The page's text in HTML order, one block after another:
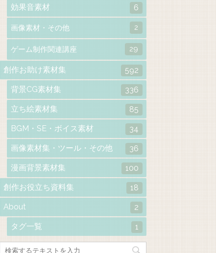
効果音素材 6
画像素材・その他 2
ゲーム制作関連講座 29
創作お助け素材集 592
背景CG素材集 336
立ち絵素材集 85
BGM・SE・ボイス素材 34
画像素材集・ツール・その他 36
漫画背景素材集 100
創作お役立ち資料集 18
About 2
タグ一覧 1